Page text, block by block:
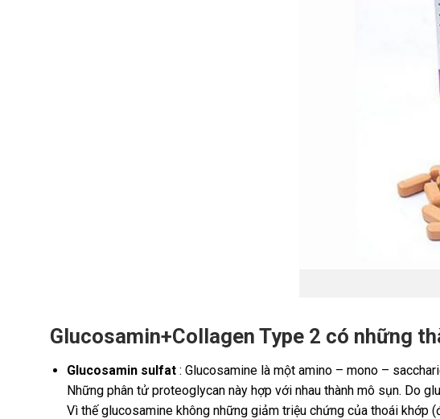
Glucosamin+Collagen Type 2 có những
Glucosamin sulfat: Glucosamine là một amino – mono –
Những phân tử proteoglycan này hợp với nhau thành mô sụn. Do
Vì thế glucosamine không những giảm triệu chứng của thoái khớp